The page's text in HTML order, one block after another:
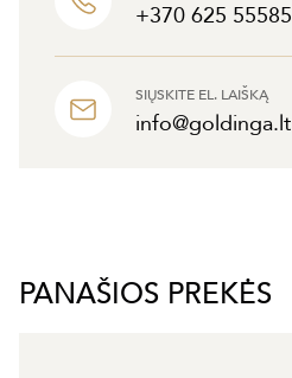
+370 625 55585
SIŲSKITE EL. LAIŠKĄ
info@goldinga.lt
PANAŠIOS PREKĖS